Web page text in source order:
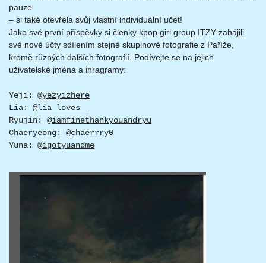
pauze
– si také otevřela svůj vlastní individuální účet!
Jako své první příspěvky si členky kpop girl group ITZY zahájili
své nové účty sdílením stejné skupinové fotografie z Paříže,
kromě různých dalších fotografií. Podívejte se na jejich
uživatelské jména a inragramy:
Yeji: @yezyizhere
Lia: @lia_loves__
Ryujin: @iamfinethankyouandryu
Chaeryeong: @chaerrry0
Yuna: @igotyuandme